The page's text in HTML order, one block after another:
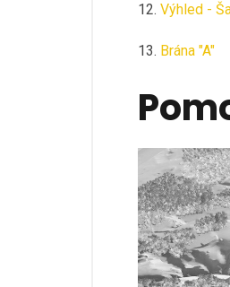
12. Výhled -
13. Brána "A"